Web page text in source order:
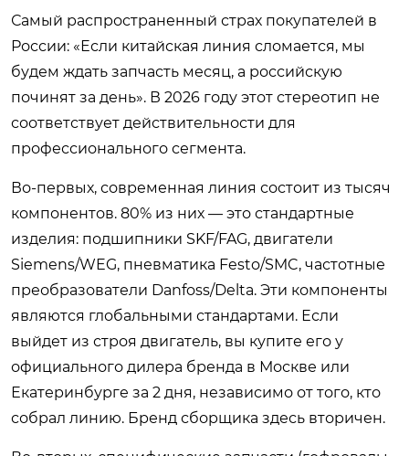
Самый распространенный страх покупателей в
России: «Если китайская линия сломается, мы
будем ждать запчасть месяц, а российскую
починят за день». В 2026 году этот стереотип не
соответствует действительности для
профессионального сегмента.
Во-первых, современная линия состоит из тысяч
компонентов. 80% из них — это стандартные
изделия: подшипники SKF/FAG, двигатели
Siemens/WEG, пневматика Festo/SMC, частотные
преобразователи Danfoss/Delta. Эти компоненты
являются глобальными стандартами. Если
выйдет из строя двигатель, вы купите его у
официального дилера бренда в Москве или
Екатеринбурге за 2 дня, независимо от того, кто
собрал линию. Бренд сборщика здесь вторичен.